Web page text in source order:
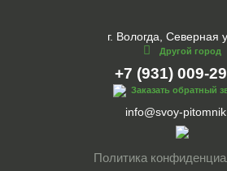
г. Вологда, Северная
Другой город
+7 (931) 009-
Заказать обратный
info@svoy-
Политика